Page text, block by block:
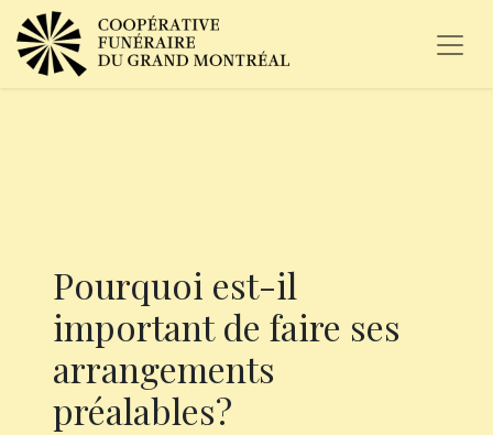
Pourquoi est-il
important de faire ses
arrangements
préalables?